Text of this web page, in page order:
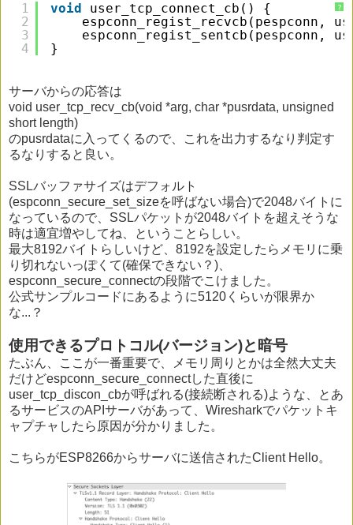
?
1
2
3
4
void
user_tcp_connect_cb() {
espconn_regist_recvcb(pespconn,
espconn_regist_sentcb(pespconn,
}
サーバからの応答は
void user_tcp_recv_cb(void *arg, char *pusrdata, unsigned
short length)
のpusrdataに入ってくるので、これを出力するなり判定す
るなりすると良い。
SSLバッファサイズはデフォルト
(espconn_secure_set_sizeを呼ばない場合)で2048バイトに
なっているので、SSLパケットが2048バイトを超えそうな
時は適宜増やしてね、ということらしい。
最大8192バイトらしいけど、8192を設定したらメモリに乗
り切れないっぽくて(確保できない？)、
espconn_secure_connectの段階でこけました。
公式サンプルコードにあるように5120くらいが限界か
な...？
使用できるプロトコル(バージョン)と暗号
たぶん、ここが一番重要で、メモリ周りとかは全然大丈夫
だけどespconn_secure_connectした直後に
user_tcp_discon_cbが呼ばれる(接続断される)ような、とあ
るサービスのAPIサーバがあって、Wiresharkでパケットキ
ャプチャしたら原因が分かりました。
こちらがESP8266からサーバに送信されたClient Hello。